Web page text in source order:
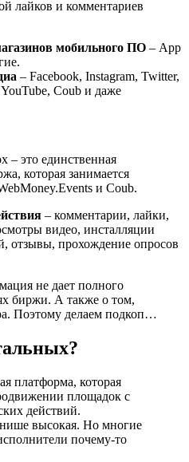
лайков и комментариев
мобильного ПО – App
– Facebook, Instagram, Twitter,
Coub и даже
– это единственная
которая занимается
и Coub.
– комментарии, лайки,
видео, инсталляции
отзывы, прохождение опросов
не дает полного
биржи. А также о том,
Поэтому делаем подкоп…
платформа, которая
площадок с
действий.
высокая. Но многие
почему-то